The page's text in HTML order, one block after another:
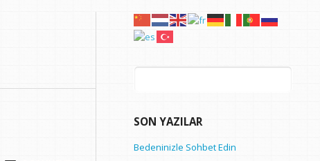
Arama:
SON YAZILAR
Bedeninizle Sohbet Edin